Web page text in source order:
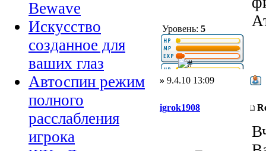
Bewave
Искусство
созданное для
ваших глаз
Автоспин режим
полного
расслабления
игрока
Уровень: 5
» 9.4.10 13:09
igrok1908